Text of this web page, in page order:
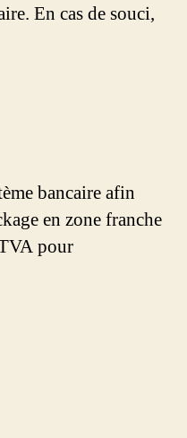
En cas de souci,
bancaire afin
en zone franche
pour